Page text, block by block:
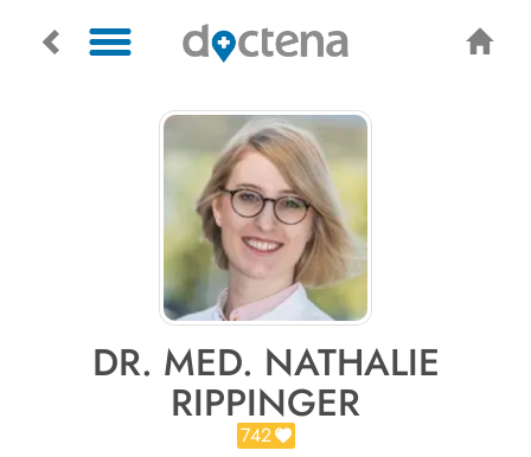
DR. MED. NATHALIE
RIPPINGER
742